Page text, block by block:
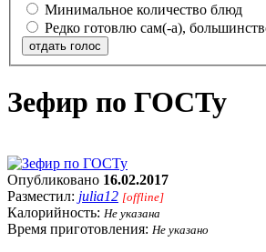
Минимальное количество блюд
Редко готовлю сам(-а),
отдать голос
Зефир по ГОСТу
Опубликовано 16.02.2017
Разместил: julia12 [offline]
Калорийность: Не указана
Время приготовления: Не указано